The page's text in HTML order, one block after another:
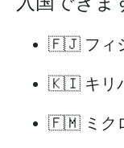
🇫🇯 フィ
🇰🇮 キリ
🇫🇲 ミク